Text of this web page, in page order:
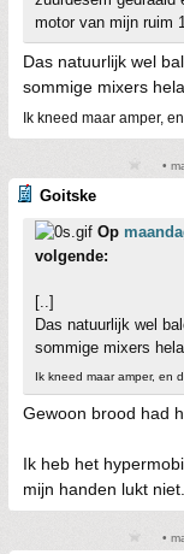
motor van mijn ruim
Das natuurlijk wel
sommige mixers
Ik kneed maar amper,
•
Goitske
Op
volgende:
[..]
Das natuurlijk wel
sommige mixers
Ik kneed maar amper, en
Gewoon brood had
Ik heb het
mijn handen lukt
•